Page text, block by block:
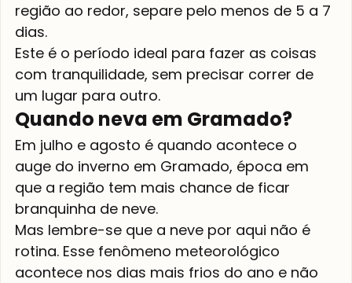
região ao redor, separe pelo menos de 5 a 7
dias.
Este é o período ideal para fazer as coisas
com tranquilidade, sem precisar correr de
um lugar para outro.
Quando neva em Gramado?
Em julho e agosto é quando acontece o
auge do inverno em Gramado, época em
que a região tem mais chance de ficar
branquinha de neve.
Mas lembre-se que a neve por aqui não é
rotina. Esse fenômeno meteorológico
acontece nos dias mais frios do ano e não